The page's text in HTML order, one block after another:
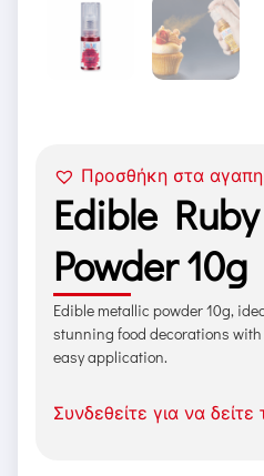
Προσθήκη στα
Edible
Powder 10g
Edible metallic powder 10g,
stunning food decorations with
easy application.
Συνδεθείτε για να δείτε